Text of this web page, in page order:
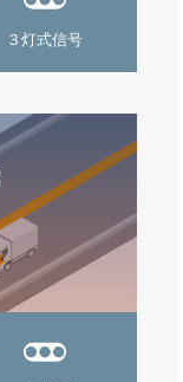
３灯式信号